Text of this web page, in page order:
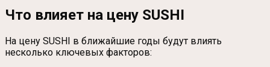
Что влияет на цену SUSHI
На цену SUSHI в ближайшие годы будут влиять
несколько ключевых факторов: